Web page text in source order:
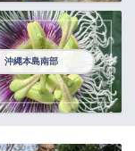
沖縄本島南部